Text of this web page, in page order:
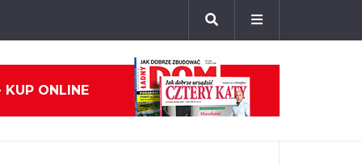
KUP ONLINE